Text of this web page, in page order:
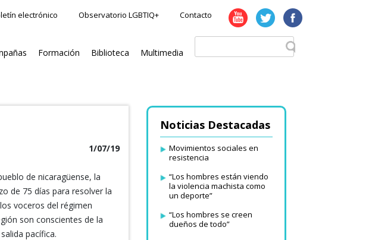
electrónico Observatorio LGBTIQ+ Contacto
Formación Biblioteca Multimedia
1/07/19
de nicaragüense, la
de 75 días para resolver la
voceros del régimen
son conscientes de la
pacífica.
Noticias Destacadas
Movimientos sociales en
resistencia
“Los hombres están viendo
la violencia machista como
un deporte”
“Los hombres se creen
dueños de todo”